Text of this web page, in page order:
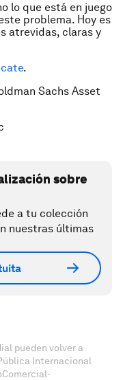
lo que está en juego
problema. Hoy es
atrevidas, claras y
.
Sachs Asset
sobre
a tu colección
nuestras últimas
pueden volver a
Internacional